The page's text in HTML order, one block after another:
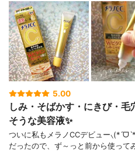
5.00
しみ・そばかす・にきび・
そうな美容液✨
ついに私もメラノCCデビュー
だったので、ず～っと前から使って